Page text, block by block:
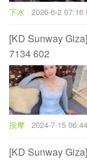
下水 2026-6-2 07:16
[KD Sunway
7134 602
按摩 2024-7-15
[KD Sunway